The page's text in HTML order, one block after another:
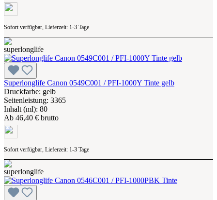
Sofort verfügbar, Lieferzeit: 1-3 Tage
Superlonglife Canon 0549C001 / PFI-1000Y Tinte gelb
Druckfarbe: gelb
Seitenleistung: 3365
Inhalt (ml): 80
Ab 46,40 € brutto
Sofort verfügbar, Lieferzeit: 1-3 Tage